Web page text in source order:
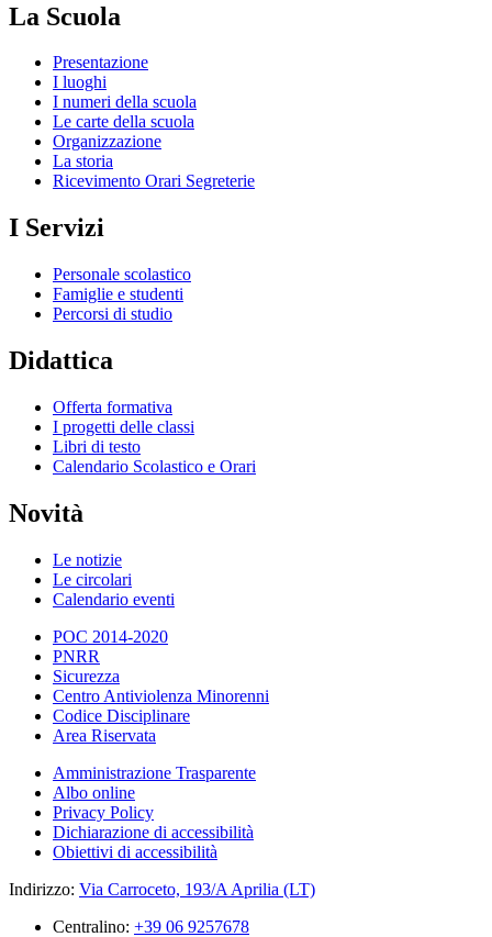
La Scuola
Presentazione
I luoghi
I numeri della scuola
Le carte della scuola
Organizzazione
La storia
Ricevimento Orari Segreterie
I Servizi
Personale scolastico
Famiglie e studenti
Percorsi di studio
Didattica
Offerta formativa
I progetti delle classi
Libri di testo
Calendario Scolastico e Orari
Novità
Le notizie
Le circolari
Calendario eventi
POC 2014-2020
PNRR
Sicurezza
Centro Antiviolenza Minorenni
Codice Disciplinare
Area Riservata
Amministrazione Trasparente
Albo online
Privacy Policy
Dichiarazione di accessibilità
Obiettivi di accessibilità
Indirizzo: Via Carroceto, 193/A Aprilia (LT)
Centralino: +39 06 9257678